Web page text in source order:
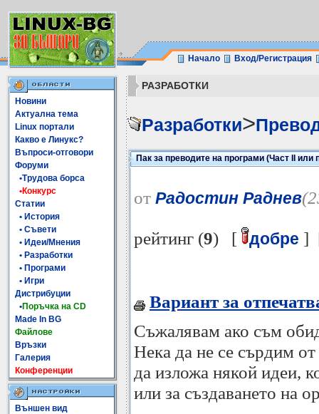
Начало Вход/Регистрация
Новини
Актуална тема
Linux портали
Какво е Линукс?
Въпроси-отговори
Форуми
•Трудова борса
•Конкурс
Статии
• История
• Съвети
• Идеи/Мнения
• Разработки
• Програми
• Игри
Дистрибуции
•Поръчка на CD
Made In BG
Файлове
Връзки
Галерия
Конференции
Външен вид
РАЗРАБОТКИ
Разработки>
Пак за преводите на програми (Част II или
от Радостин Раднев
рейтинг (9) [ добре ]
Вариант за
Съжалявам ако съм
Нека да не се сърдим
да изложа някой идеи,
или за създаването на